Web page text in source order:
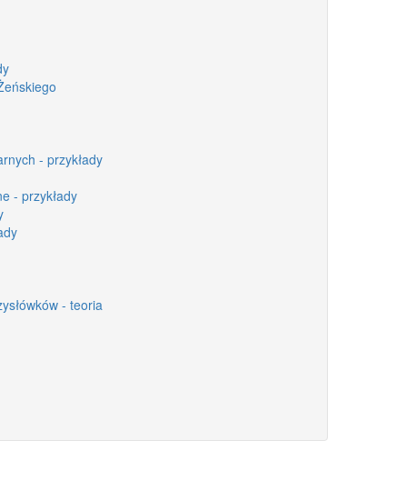
- przykłady
- przykłady
- teoria